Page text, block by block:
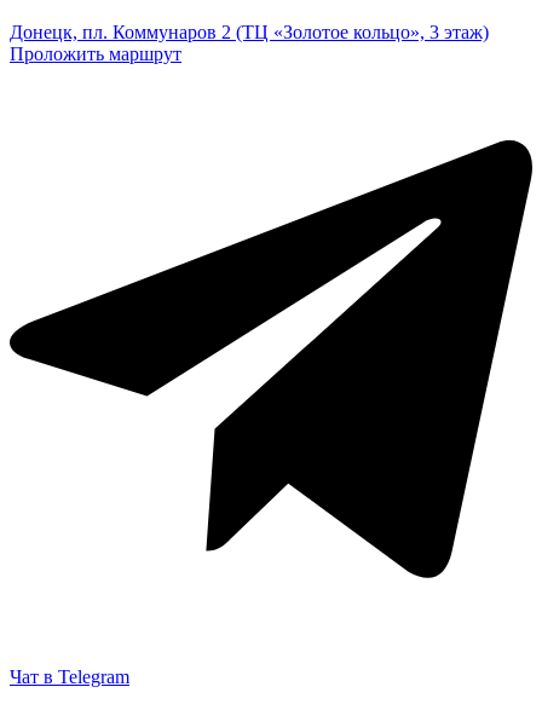
Донецк, пл. Коммунаров 2 (ТЦ «Золотое кольцо», 3 этаж)
Проложить маршрут
Чат в Telegram